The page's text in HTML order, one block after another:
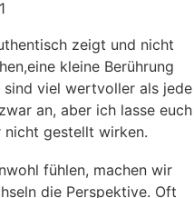
zeigt und nicht
kleine Berührung
viel wertvoller als jede
an, aber ich lasse euch
nicht gestellt wirken.
fühlen, machen wir
die Perspektive. Oft